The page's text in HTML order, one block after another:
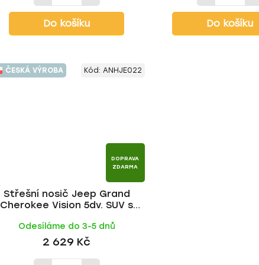
Do košíku Do košíku
ČESKÁ VÝROBA
DOPRAVA
ZDARMA
Střešní nosič Jeep Grand
Cherokee Vision 5dv. SUV s
HAKR
Odesíláme do 3-5 dnů
2 629 Kč
Kód: ANHJE022